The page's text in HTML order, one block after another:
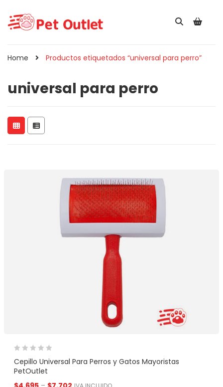
Home Productos etiquetados “universal para perro”
universal para perro
Cepillo Universal Para Perros y Gatos Mayoristas
PetOutlet